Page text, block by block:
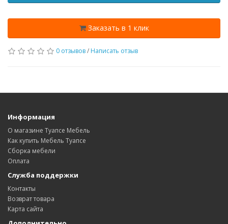
Заказать в 1 клик
0 отзывов/ Написать отзыв
Информация
О магазине Туапсе Мебель
Как купить Мебель Туапсе
Сборка мебели
Оплата
Служба поддержки
Контакты
Возврат товара
Карта сайта